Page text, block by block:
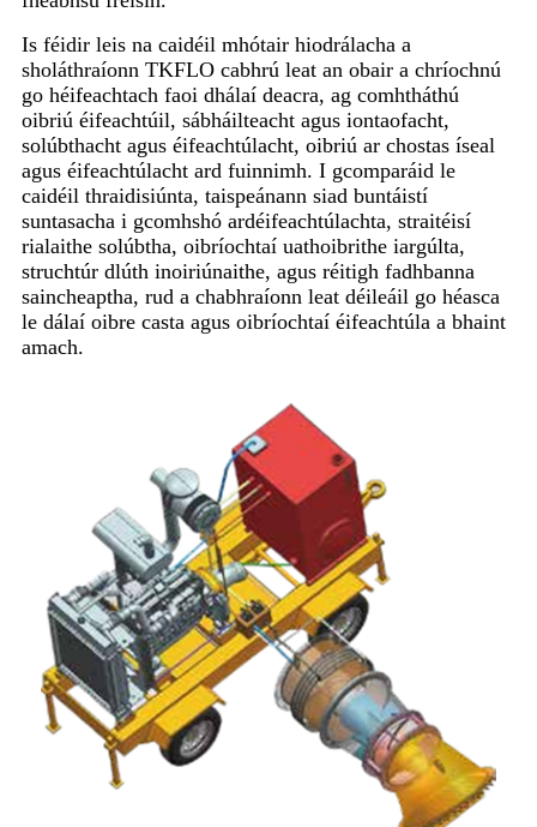
Is féidir leis na caidéil mhótair hiodrálacha a
sholáthraíonn TKFLO cabhrú leat an obair a chríochnú
go héifeachtach faoi dhálaí deacra, ag comhtháthú
oibriú éifeachtúil, sábháilteacht agus iontaofacht,
solúbthacht agus éifeachtúlacht, oibriú ar chostas íseal
agus éifeachtúlacht ard fuinnimh. I gcomparáid le
caidéil thraidisiúnta, taispeánann siad buntáistí
suntasacha i gcomhshó ardéifeachtúlachta, straitéisí
rialaithe solúbtha, oibríochtaí uathoibrithe iargúlta,
struchtúr dlúth inoiriúnaithe, agus réitigh fadhbanna
saincheaptha, rud a chabhraíonn leat déileáil go héasca
le dálaí oibre casta agus oibríochtaí éifeachtúla a bhaint
amach.